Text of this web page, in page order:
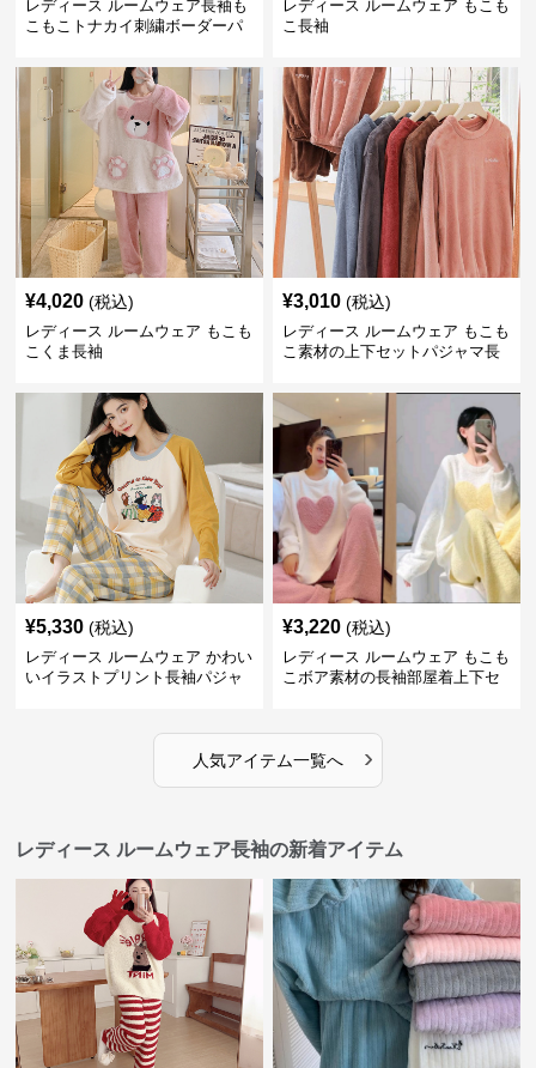
レディース ルームウェア長袖も
こもこトナカイ刺繍ボーダーパ
レディース ルームウェア もこも
こ長袖
¥4,020 (税込)
レディース ルームウェア もこも
こくま長袖
¥3,010 (税込)
レディース ルームウェア もこも
こ素材の上下セットパジャマ長
¥5,330 (税込)
レディース ルームウェア かわい
いイラストプリント長袖パジャ
¥3,220 (税込)
レディース ルームウェア もこも
こボア素材の長袖部屋着上下セ
人気アイテム一覧へ ›
レディース ルームウェア長袖の新着アイテム